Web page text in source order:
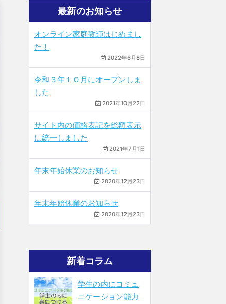
最新のお知らせ
オンライン家庭教師はじめまし
た！
2022年6月8日
令和３年１０月にオープンしま
した
2021年10月22日
サイト内の価格表記を総額表示
に統一しました
2021年7月1日
年末年始休業のお知らせ
2020年12月23日
年末年始休業のお知らせ
2020年12月23日
新着コラム
学生の内にコミュ
ニケーション能力